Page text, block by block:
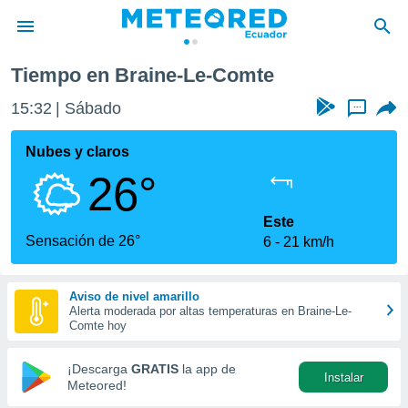
de
ha
calidad.
a este
las
y
forma
digital
basada
Tiempo en Braine-Le-Comte
15:32 Sábado ...
Nubes y claros
26°
Sensación de 26°
Este
6
21 km/h
Aviso de nivel amarillo
Alerta moderada por altas temperaturas en Braine-Le-
Comte hoy
¡Descarga GRATIS la app de
Meteored!
Instalar